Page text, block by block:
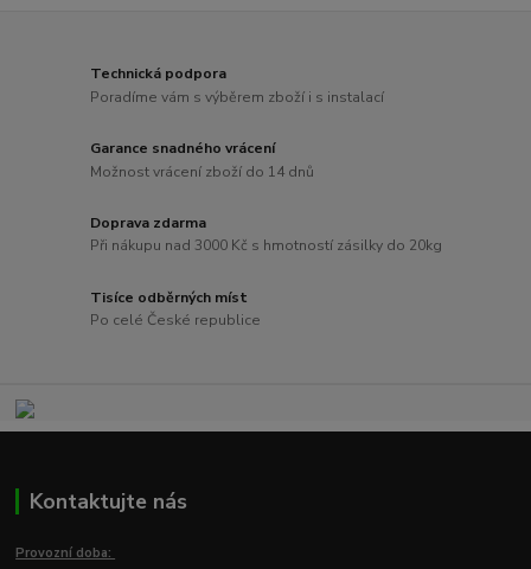
Technická podpora
Poradíme vám s výběrem zboží i s instalací
Garance snadného vrácení
Možnost vrácení zboží do 14 dnů
Doprava zdarma
Při nákupu nad 3000 Kč s hmotností zásilky do 20kg
Tisíce odběrných míst
Po celé České republice
Kontaktujte nás
Provozní doba: